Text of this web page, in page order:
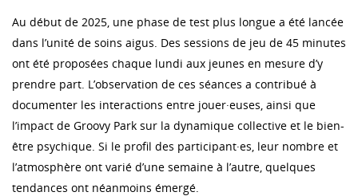
Au début de 2025, une phase de test plus longue a été lancée
dans l’unité de soins aigus. Des sessions de jeu de 45 minutes
ont été proposées chaque lundi aux jeunes en mesure d’y
prendre part. L’observation de ces séances a contribué à
documenter les interactions entre jouer·euses, ainsi que
l’impact de Groovy Park sur la dynamique collective et le bien-
être psychique. Si le profil des participant·es, leur nombre et
l’atmosphère ont varié d’une semaine à l’autre, quelques
tendances ont néanmoins émergé.